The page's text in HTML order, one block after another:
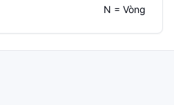
N = Vòng